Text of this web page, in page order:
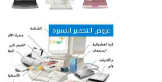
عروض التحضير المميزة